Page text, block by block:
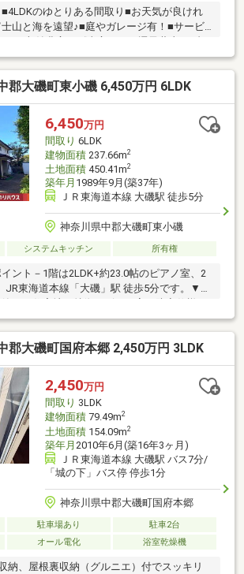
■4LDKのゆとりある間取り■お天気が良けれ
山と海を遠望♪■庭やガレージ有！■サービ
域に特化した不動産仲介を通じて、皆さま
実現するお手伝いをしています。住まい選
・借りる」ことではなく、「どんな人生を
大切なプロセスです。逗子・葉山の魅力を
て、皆さまの新しい暮らしの第一歩を全力
。どうぞお気軽にお問い合わせください。
郡大磯町東小磯 6,450万円 6LDK
6,450万円
間取り 6LDK
建物面積237.66m2
土地面積450.41m2
築年月 1989年9月(築37年)
ＪＲ東海道本線 大磯駅 徒歩5分
神奈川県中郡大磯町東小磯
システムキッチン 所有権
ント－1階は2LDK+約23.0帖のピアノ室、2
JR東海道本線「大磯」駅 徒歩5分です。▼立
・洗面室・トイレを設置・南西向きにバル
辺環境・大磯小学校 徒歩3分(約230m)・大
本物件は、建築基準法に定める道路に
則として建物の建築・増築・改築はできま
同意を得て建築基準法43条2項2号の許可を受
の建築・増築・改築が可能となります。
郡大磯町国府本郷 2,450万円 3LDK
2,450万円
間取り 3LDK
建物面積79.49m2
土地面積154.09m2
築年月 2010年6月(築16年3ヶ月)
ＪＲ東海道本線 大磯駅 バス7分/
「城の下」バス停 停歩1分
神奈川県中郡大磯町国府本郷
駐車場あり
駐車2台
オール電化 浴室乾燥機
納、屋根裏収納（グルニエ）付でスッキリ